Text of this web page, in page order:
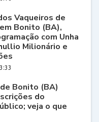
Vaqueiros de
Bonito (BA),
com Unha
Milionário e
Bonito (BA)
do
veja o que